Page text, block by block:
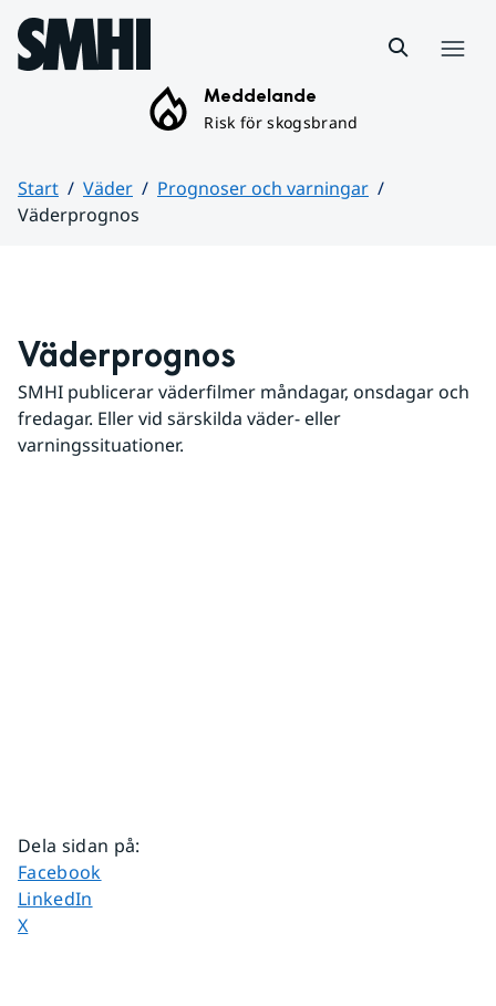
Hoppa till sidans innehåll
Meddelande
Risk för skogsbrand
Start Väder
Prognoser och varningar
Väderprognos
Väderprognos
SMHI publicerar väderfilmer måndagar, onsdagar och
fredagar. Eller vid särskilda väder- eller
varningssituationer.
Dela sidan på:
Dela sidan på
Facebook
Dela sidan på
LinkedIn
Dela sidan på
X